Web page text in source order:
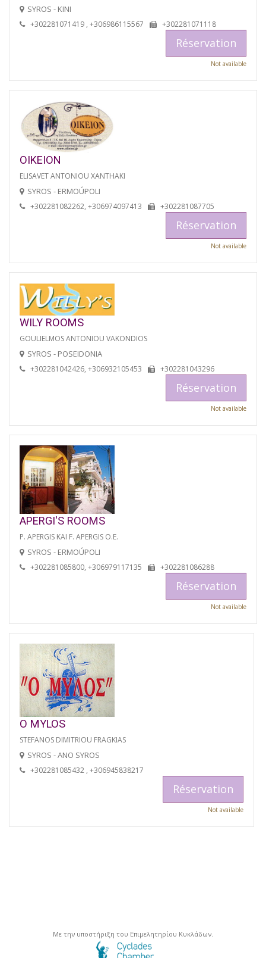
SYROS - KINI
+302281071419 , +306986115567 +302281071118
Réservation
Not available
OIKEION
ELISAVET ANTONIOU XANTHAKI
SYROS - ERMOÚPOLI
+302281082262, +306974097413 +302281087705
Réservation
Not available
WILY ROOMS
GOULIELMOS ANTONIOU VAKONDIOS
SYROS - POSEIDONIA
+302281042426, +306932105453 +302281043296
Réservation
Not available
APERGI'S ROOMS
P. APERGIS KAI F. APERGIS O.E.
SYROS - ERMOÚPOLI
+302281085800, +306979117135 +302281086288
Réservation
Not available
O MYLOS
STEFANOS DIMITRIOU FRAGKIAS
SYROS - ANO SYROS
+302281085432 , +306945838217
Réservation
Not available
Με την υποστήριξη του Επιμελητηρίου Κυκλάδων.